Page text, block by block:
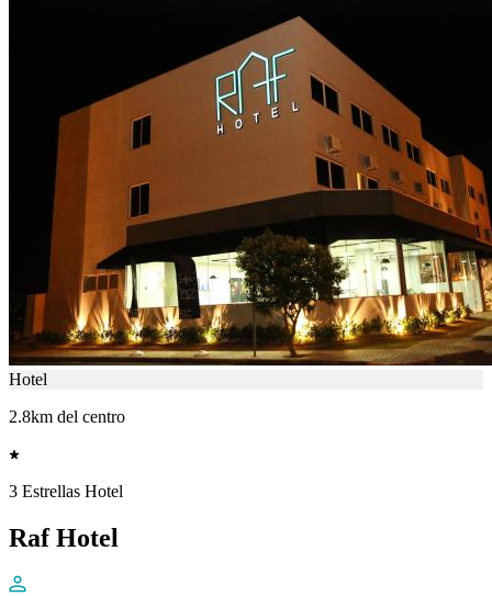
Hotel
2.8km del centro
3 Estrellas Hotel
Raf Hotel